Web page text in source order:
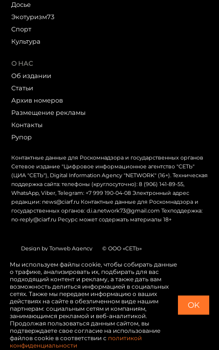
Досье
Экотуризм73
Cпорт
Культура
О НАС
Об издании
Статьи
Архив номеров
Размещение рекламы
Контакты
Рупор
Контактные данные для Роскомнадзора и государственных органов
Сетевое издание "Цифровое информационное агентство "СЕТЬ"
(ЦИА "СЕТЬ"), Digital Information Agency "NETWORK" (16+). Техническая
поддержка сайта: телефоны (круглосуточно): 8 (906) 141-89-55,
WhatsApp, Viber, Telegram: +7 999 190-04-08 Электронный адрес
редакции: news@ciarf.ru Контактные данные для Роскомнадзора и
государственных органов: d.i.a.network73@gmail.com Техподдержка:
no-reply@ciarf.ru Ресурс может содержать материалы 18+
Design by Tonweb Agency © ООО «СЕТЬ»
Политика конфиденциальности Карта сайта
Switch to English
Мы используем файлы cookie, чтобы собирать данные
о трафике, анализировать их, подбирать для вас
подходящий контент и рекламу, а также дать вам
возможность делиться информацией в социальных
сетях. Также мы передаем информацию о ваших
действиях на сайте в обезличенном виде нашим
партнерам: социальным сетям и компаниям,
занимающимся рекламой и веб-аналитикой.
Продолжая пользоваться данным сайтом, вы
подтверждаете свое согласие на использование
файлов cookie в соответствии с политикой
конфиденциальности
OK